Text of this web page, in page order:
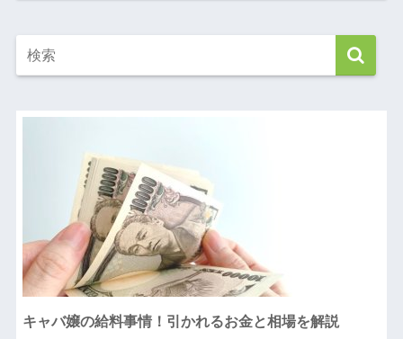
キャバ嬢の給料事情！引かれるお金と相場を解説